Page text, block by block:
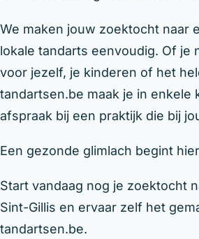
We maken jouw zoektocht naar
lokale tandarts eenvoudig. Of je
voor jezelf, je kinderen of het
tandartsen.be maak je in enkele
afspraak bij een praktijk die bij
Een gezonde glimlach begint
Start vandaag nog je zoektocht
Sint-Gillis en ervaar zelf het
tandartsen.be.